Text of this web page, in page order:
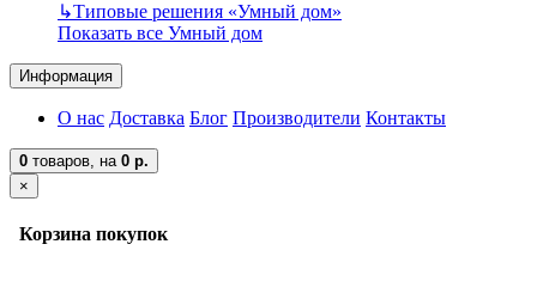
↳Типовые решения «Умный дом»
Показать все Умный дом
Информация
О нас Доставка Блог Производители Контакты
0 товаров, на 0 р.
×
Корзина покупок